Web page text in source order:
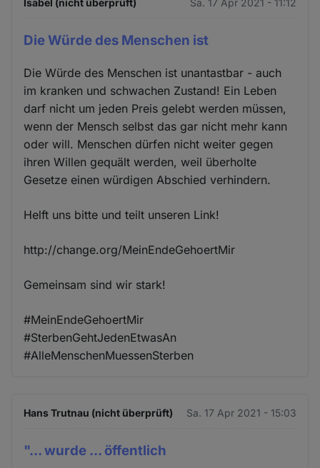
Isabel (nicht überprüft) Sa. 17 Apr 2021 - 11:12
Die Würde des Menschen ist
Die Würde des Menschen ist unantastbar - auch
im kranken und schwachen Zustand! Ein Leben
darf nicht um jeden Preis gelebt werden müssen,
wenn der Mensch selbst das gar nicht mehr kann
oder will. Menschen dürfen nicht weiter gegen
ihren Willen gequält werden, weil überholte
Gesetze einen würdigen Abschied verhindern.
Helft uns bitte und teilt unseren Link!
http://change.org/MeinEndeGehoertMir
Gemeinsam sind wir stark!
#MeinEndeGehoertMir
#SterbenGehtJedenEtwasAn
#AlleMenschenMuessenSterben
Hans Trutnau (nicht überprüft) Sa. 17 Apr 2021 - 15:03
"... wurde ... öffentlich